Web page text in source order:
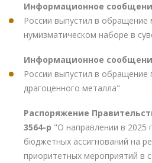
Информационное
России выпустил в обращение
нумизматическом наборе в
Информационное
России выпустил в
драгоценного металла"
Распоряжение
3564-р "О направлении в 2025
бюджетных ассигнований на
приоритетных мероприятий в